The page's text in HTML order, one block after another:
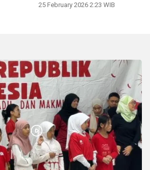
25 February 2026 2:23 WIB